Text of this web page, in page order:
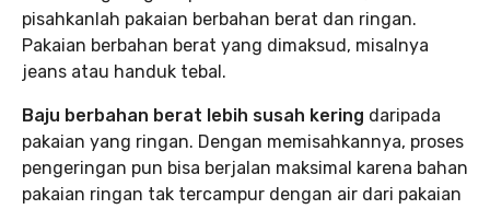
pisahkanlah pakaian berbahan berat dan ringan.
Pakaian berbahan berat yang dimaksud, misalnya
jeans atau handuk tebal.
Baju berbahan berat lebih susah kering daripada
pakaian yang ringan. Dengan memisahkannya, proses
pengeringan pun bisa berjalan maksimal karena bahan
pakaian ringan tak tercampur dengan air dari pakaian